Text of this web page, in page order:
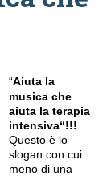
“Aiuta la
musica che
aiuta la terapia
intensiva“!!!
Questo è lo
slogan con cui
meno di una